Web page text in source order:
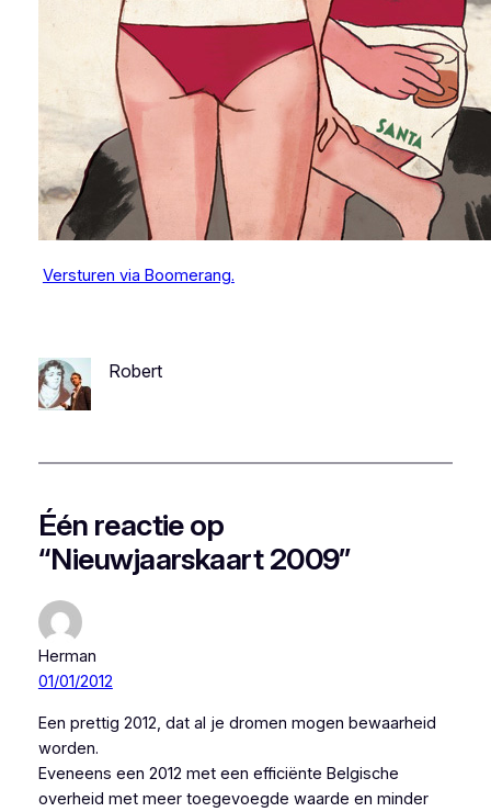
Versturen via Boomerang.
Robert
Één reactie op
“Nieuwjaarskaart 2009”
Herman
01/01/2012
Een prettig 2012, dat al je dromen mogen bewaarheid
worden.
Eveneens een 2012 met een efficiënte Belgische
overheid met meer toegevoegde waarde en minder